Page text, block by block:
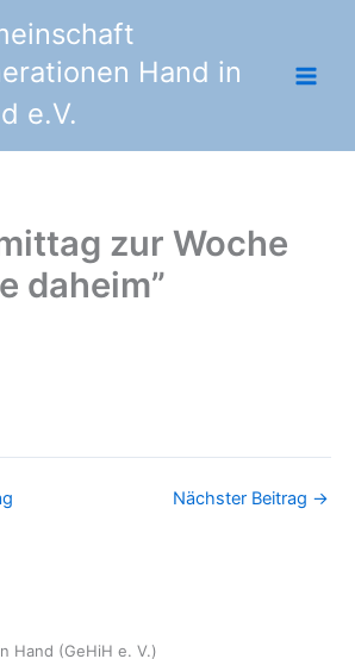
Hand in
e.V.
zur Woche
daheim”
Nächster Beitrag →
Hand (GeHiH e. V.)